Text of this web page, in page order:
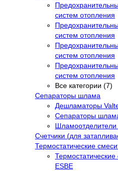
систем отопления
систем отопления
систем отопления
систем отопления
Все категории (7)
Сепараторы шлама
Дешламаторы
Сепараторы
Шламоотделители
Счетчики (для
Термостатические
ESBE